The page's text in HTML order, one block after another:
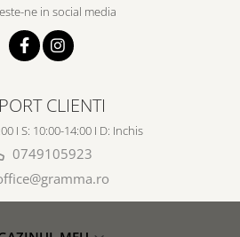
ne in social media
CLIENTI
I S: 10:00-14:00 I D: Inchis
0749105923